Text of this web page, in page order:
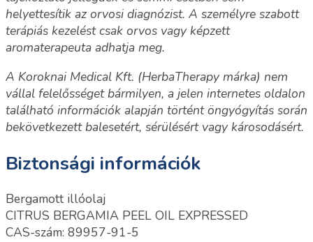
helyettesítik az orvosi diagnózist. A személyre szabott
terápiás kezelést csak orvos vagy képzett
aromaterapeuta adhatja meg.
A Koroknai Medical Kft. (HerbaTherapy márka) nem
vállal felelősséget bármilyen, a jelen internetes oldalon
található információk alapján történt öngyógyítás során
bekövetkezett balesetért, sérülésért vagy károsodásért.
Biztonsági információk
Bergamott illóolaj
CITRUS BERGAMIA PEEL OIL EXPRESSED
CAS-szám: 89957-91-5